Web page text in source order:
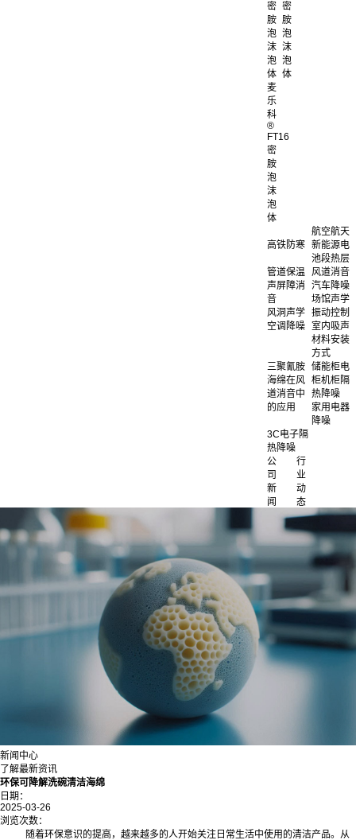
密
胺
泡
沫
泡
体
密
胺
泡
沫
泡
体
麦
乐
科
®
FT16
密
胺
泡
沫
泡
体
航空航天
高铁防寒 新能源电
池段热层
管道保温
风道消音
声屏障消
音
汽车降噪
场馆声学
风洞声学 振动控制
空调降噪 室内吸声
材料安装
方式
三聚氰胺
海绵在风
道消音中
的应用
储能柜电
柜机柜隔
热降噪
家用电器
降噪
3C电子隔
热降噪
公
司
新
闻
行
业
动
态
新闻中心
了解最新资讯
环保可降解洗碗清洁海绵
日期：
2025-03-26
浏览次数：
随着环保意识的提高，越来越多的人开始关注日常生活中使用的清洁产品。从